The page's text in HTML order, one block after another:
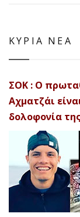
ΚΥΡΙΑ ΝΕΑ
ΣΟΚ : Ο
Αχματζάι
δολοφονία